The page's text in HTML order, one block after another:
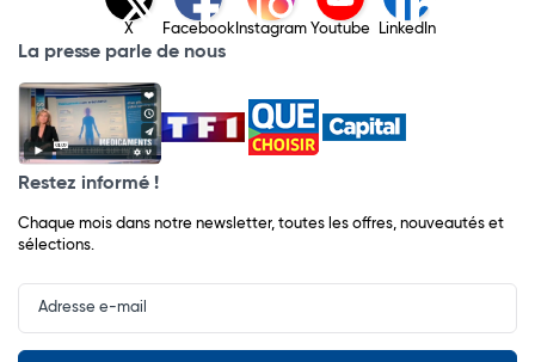
X Facebook Instagram Youtube LinkedIn
La presse parle de nous
Restez informé !
Chaque mois dans notre newsletter, toutes les offres, nouveautés et
sélections.
Input
Newsletter